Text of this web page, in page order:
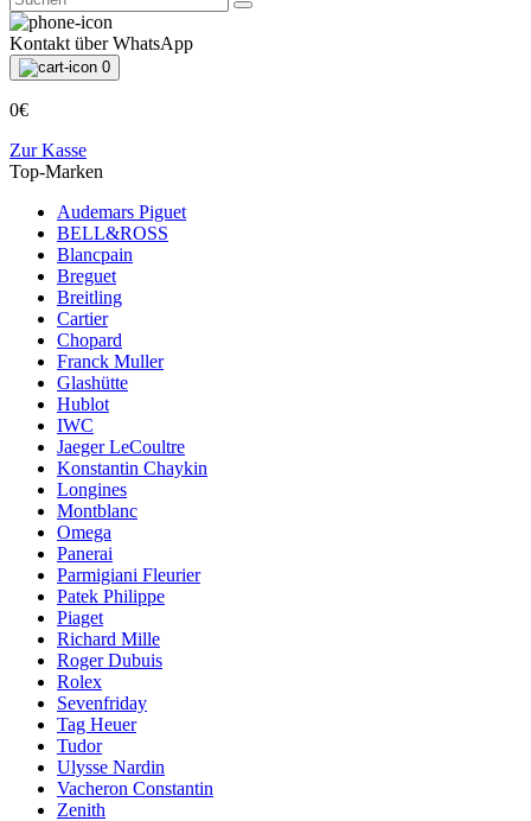
Kontakt über WhatsApp
0
0€
Zur Kasse
Top-Marken
Audemars Piguet
BELL&ROSS
Blancpain
Breguet
Breitling
Cartier
Chopard
Franck Muller
Glashütte
Hublot
IWC
Jaeger LeCoultre
Konstantin Chaykin
Longines
Montblanc
Omega
Panerai
Parmigiani Fleurier
Patek Philippe
Piaget
Richard Mille
Roger Dubuis
Rolex
Sevenfriday
Tag Heuer
Tudor
Ulysse Nardin
Vacheron Constantin
Zenith